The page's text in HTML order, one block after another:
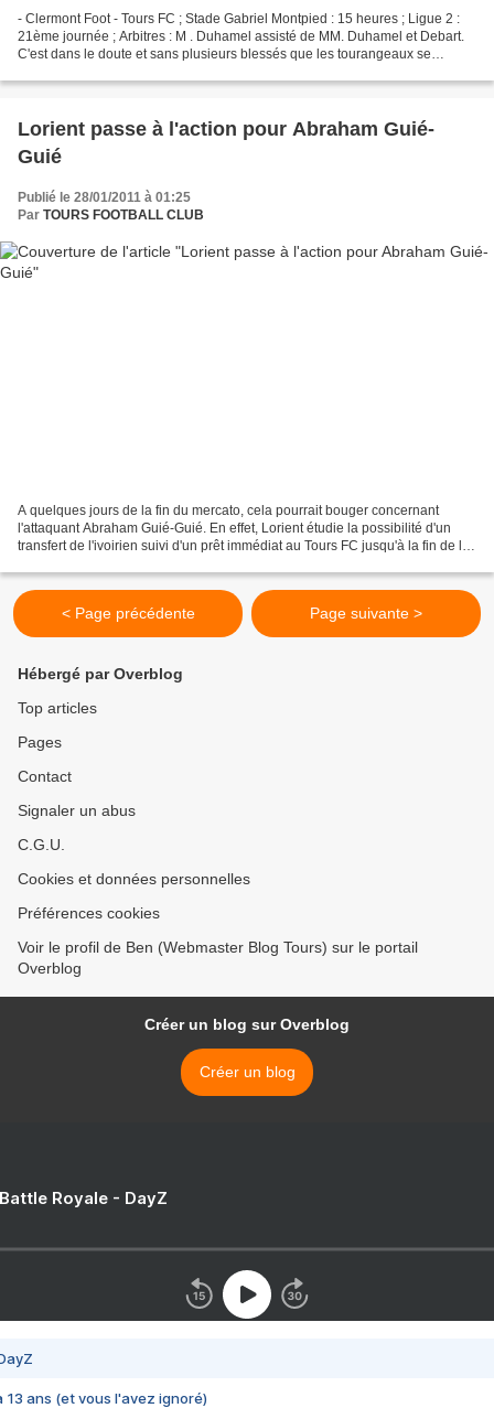
- Clermont Foot - Tours FC ; Stade Gabriel Montpied : 15 heures ; Ligue 2 :
21ème journée ; Arbitres : M . Duhamel assisté de MM. Duhamel et Debart.
C'est dans le doute et sans plusieurs blessés que les tourangeaux se
Lorient passe à l'action pour Abraham Guié-
Guié
Publié le 28/01/2011 à 01:25
Par TOURS FOOTBALL CLUB
A quelques jours de la fin du mercato, cela pourrait bouger concernant
l'attaquant Abraham Guié-Guié. En effet, Lorient étudie la possibilité d'un
transfert de l'ivoirien suivi d'un prêt immédiat au Tours FC jusqu'à la fin de la
< Page précédente Page suivante >
Hébergé par Overblog
Top articles
Pages
Contact
Signaler un abus
C.G.U.
Cookies et données personnelles
Préférences cookies
Voir le profil de Ben (Webmaster Blog Tours) sur le portail
Overblog
Créer un blog sur Overblog
Créer un blog
Royale - DayZ
13 ans (et vous l'avez ignoré)